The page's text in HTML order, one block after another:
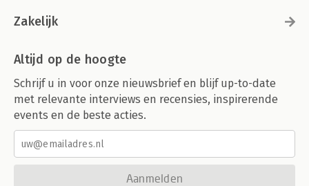
Zakelijk
Altijd op de hoogte
Schrijf u in voor onze nieuwsbrief en blijf up-to-date
met relevante interviews en recensies, inspirerende
events en de beste acties.
Aanmelden